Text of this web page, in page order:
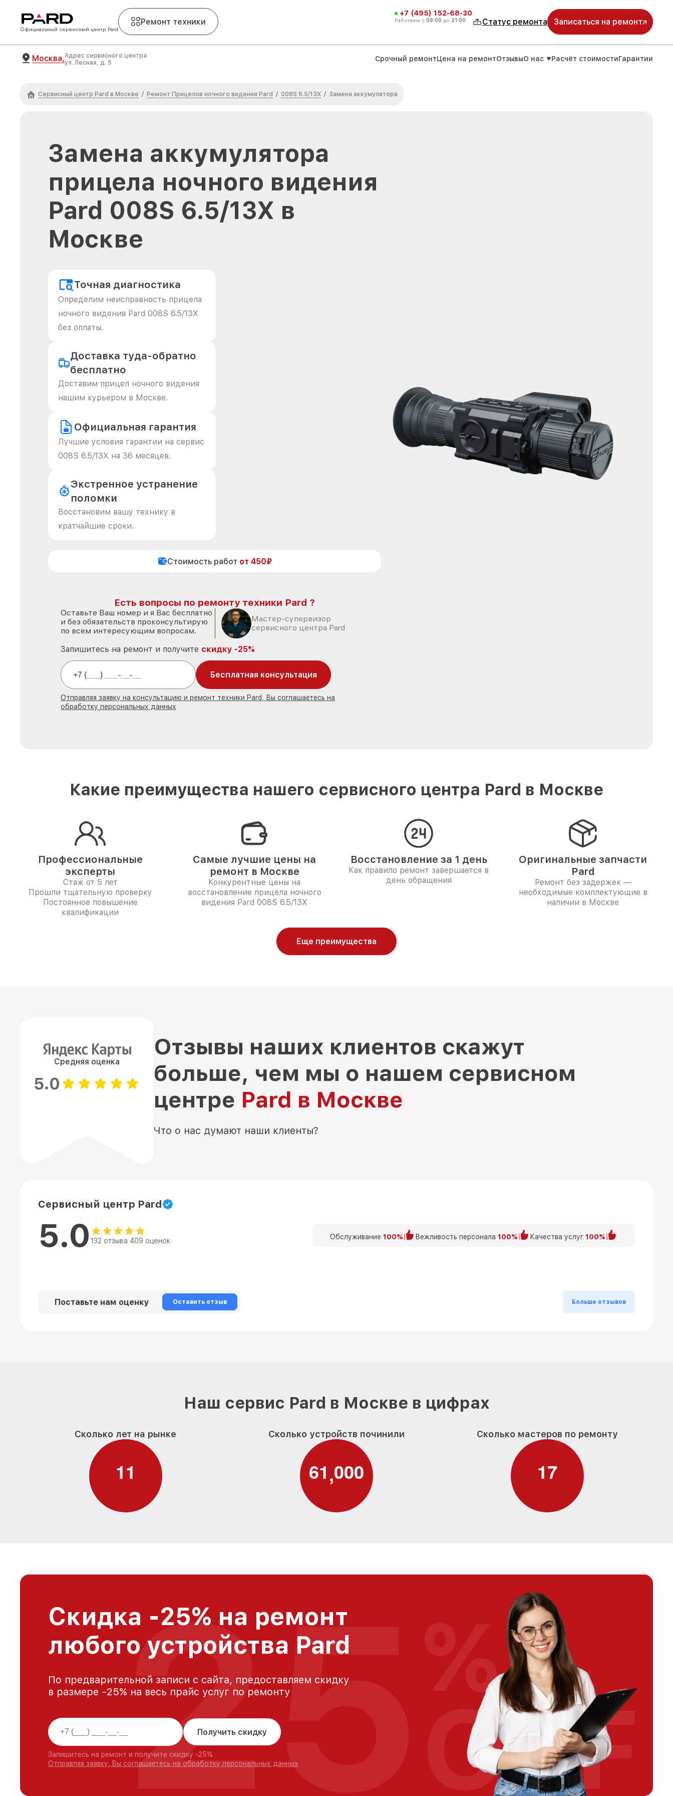
Официальный сервисный центр Pard
Ремонт техники
+7 (495) 152-68-30
Работаем с 09:00 до 21:00 Статус ремонта Записаться на ремонт
Москва,Адрес сервисного центра
ул. Лесная, д. 5
Срочный ремонтЦена на ремонтОтзывыО нас Расчёт стоимостиГарантии
Сервисный центр Pard в Москве / Ремонт Прицелов ночного видения Pard / 008S 6.5/13X / Замена аккумулятора
Замена аккумулятора
прицела ночного видения
Pard 008S 6.5/13X в
Москве
Точная диагностика
Определим неисправность прицела
ночного видения Pard 008S 6.5/13X
без оплаты.
Доставка туда-обратно
бесплатно
Доставим прицел ночного видения
нашим курьером в Москве.
Официальная гарантия
Лучшие условия гарантии на сервис
008S 6.5/13X на 36 месяцев.
Экстренное устранение
поломки
Восстановим вашу технику в
кратчайшие сроки.
Стоимость работ от 450₽
Есть вопросы по ремонту техники Pard ?
Оставьте Ваш номер и я Вас бесплатно
и без обязательств проконсультирую
по всем интересующим вопросам.
Мастер-супервизор
сервисного центра Pard
Запишитесь на ремонт и получите скидку -25%
Бесплатная консультация
Отправляя заявку на консультацию и ремонт техники Pard, Вы соглашаетесь на
обработку персональных данных
Какие преимущества нашего сервисного центра Pard в Москве
Профессиональные
эксперты
Стаж от 5 лет
Прошли тщательную проверку
Постоянное повышение
квалификации
Самые лучшие цены на
ремонт в Москве
Конкурентные цены на
восстановление прицела ночного
видения Pard 008S 6.5/13X
Восстановление за 1 день
Как правило ремонт завершается в
день обращения
Оригинальные запчасти
Pard
Ремонт без задержек —
необходимые комплектующие в
наличии в Москве
Еще преимущества
Средняя оценка
5.0
Отзывы наших клиентов скажут
больше, чем мы о нашем сервисном
центре Pard в Москве
Что о нас думают наши клиенты?
Сервисный центр Pard
5.0 132 отзыва 409 оценок Обслуживание 100% Вежливость персонала 100% Качества услуг 100%
Поставьте нам оценку Оставить отзыв Больше отзывов
Наш сервис Pard в Москве в цифрах
Сколько лет на рынке
11
Сколько устройств починили
61,000
Сколько мастеров по ремонту
17
Скидка -25% на ремонт
любого устройства Pard
По предварительной записи с сайта, предоставляем скидку
в размере -25% на весь прайс услуг по ремонту
Получить скидку
Запишитесь на ремонт и получите скидку -25%
Отправляя заявку, Вы соглашаетесь на обработку персональных данных
25 %
OFF